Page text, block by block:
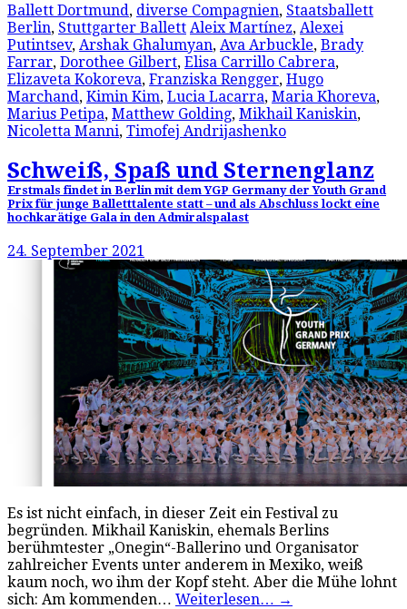
Ballett Dortmund, diverse Compagnien, Staatsballett
Berlin, Stuttgarter Ballett Aleix Martínez, Alexei
Putintsev, Arshak Ghalumyan, Ava Arbuckle, Brady
Farrar, Dorothee Gilbert, Elisa Carrillo Cabrera,
Elizaveta Kokoreva, Franziska Rengger, Hugo
Marchand, Kimin Kim, Lucia Lacarra, Maria Khoreva,
Marius Petipa, Matthew Golding, Mikhail Kaniskin,
Nicoletta Manni, Timofej Andrijashenko
Schweiß, Spaß und Sternenglanz
Erstmals findet in Berlin mit dem YGP Germany der Youth Grand
Prix für junge Balletttalente statt – und als Abschluss lockt eine
hochkarätige Gala in den Admiralspalast
24. September 2021
Es ist nicht einfach, in dieser Zeit ein Festival zu
begründen. Mikhail Kaniskin, ehemals Berlins
berühmtester „Onegin“-Ballerino und Organisator
zahlreicher Events unter anderem in Mexiko, weiß
kaum noch, wo ihm der Kopf steht. Aber die Mühe lohnt
sich: Am kommenden… Weiterlesen… →